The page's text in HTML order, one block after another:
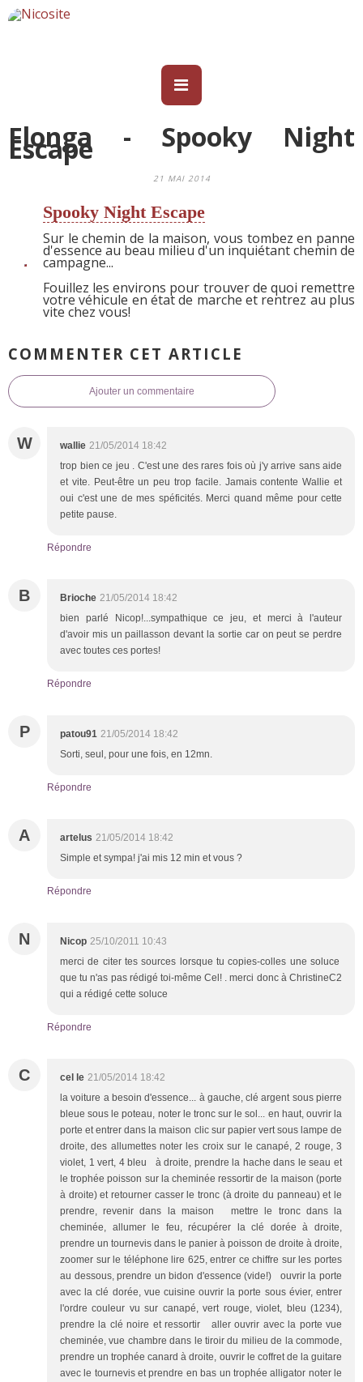
Flonga - Spooky Night
Escape
21 MAI 2014
Spooky Night Escape
Sur le chemin de la maison, vous tombez en panne
d'essence au beau milieu d'un inquiétant chemin de
campagne...
Fouillez les environs pour trouver de quoi remettre
votre véhicule en état de marche et rentrez au plus
vite chez vous!
COMMENTER CET ARTICLE
Ajouter un commentaire
W wallie 21/05/2014 18:42
trop bien ce jeu . C'est une des rares fois où j'y arrive sans aide
et vite. Peut-être un peu trop facile. Jamais contente Wallie et
oui c'est une de mes spéficités. Merci quand même pour cette
petite pause.
Répondre
B Brioche 21/05/2014 18:42
bien parlé Nicop!...sympathique ce jeu, et merci à l'auteur
d'avoir mis un paillasson devant la sortie car on peut se perdre
avec toutes ces portes!
Répondre
P patou91 21/05/2014 18:42
Sorti, seul, pour une fois, en 12mn.
Répondre
A artelus 21/05/2014 18:42
Simple et sympa! j'ai mis 12 min et vous ?
Répondre
N Nicop 25/10/2011 10:43
merci de citer tes sources lorsque tu copies-colles une soluce
que tu n'as pas rédigé toi-même Cel! . merci donc à ChristineC2
qui a rédigé cette soluce
Répondre
C cel le 21/05/2014 18:42
la voiture a besoin d'essence... à gauche, clé argent sous pierre
bleue sous le poteau, noter le tronc sur le sol... en haut, ouvrir la
porte et entrer dans la maison clic sur papier vert sous lampe de
droite, des allumettes noter les croix sur le canapé, 2 rouge, 3
violet, 1 vert, 4 bleu à droite, prendre la hache dans le seau et
le trophée poisson sur la cheminée ressortir de la maison (porte
à droite) et retourner casser le tronc (à droite du panneau) et le
prendre, revenir dans la maison mettre le tronc dans la
cheminée, allumer le feu, récupérer la clé dorée à droite,
prendre un tournevis dans le panier à poisson de droite à droite,
zoomer sur le téléphone lire 625, entrer ce chiffre sur les portes
au dessous, prendre un bidon d'essence (vide!) ouvrir la porte
avec la clé dorée, vue cuisine ouvrir la porte sous évier, entrer
l'ordre couleur vu sur canapé, vert rouge, violet, bleu (1234),
prendre la clé noire et ressortir aller ouvrir avec la porte vue
cheminée, vue chambre dans le tiroir du milieu de la commode,
prendre un trophée canard à droite, ouvrir le coffret de la guitare
avec le tournevis et prendre en bas un trophée alligator noter le